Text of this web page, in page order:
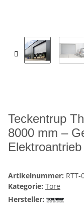
Teckentrup
8000 mm –
Elektroantrieb
Artikelnummer: RTT-
Kategorie: Tore
Hersteller: